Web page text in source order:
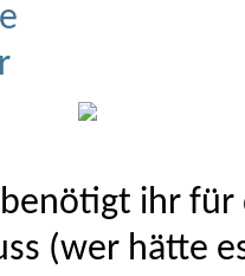
ihr für
(wer hätte